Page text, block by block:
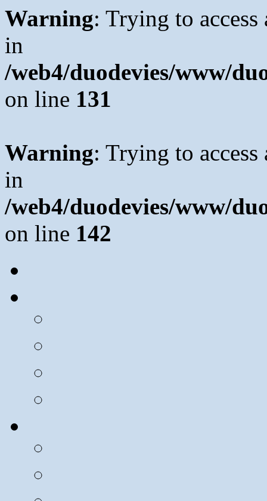
Warning: Trying to
in
/web4/duodevies/www/
on line 131
Warning: Trying to
in
/web4/duodevies/www/
on line 142